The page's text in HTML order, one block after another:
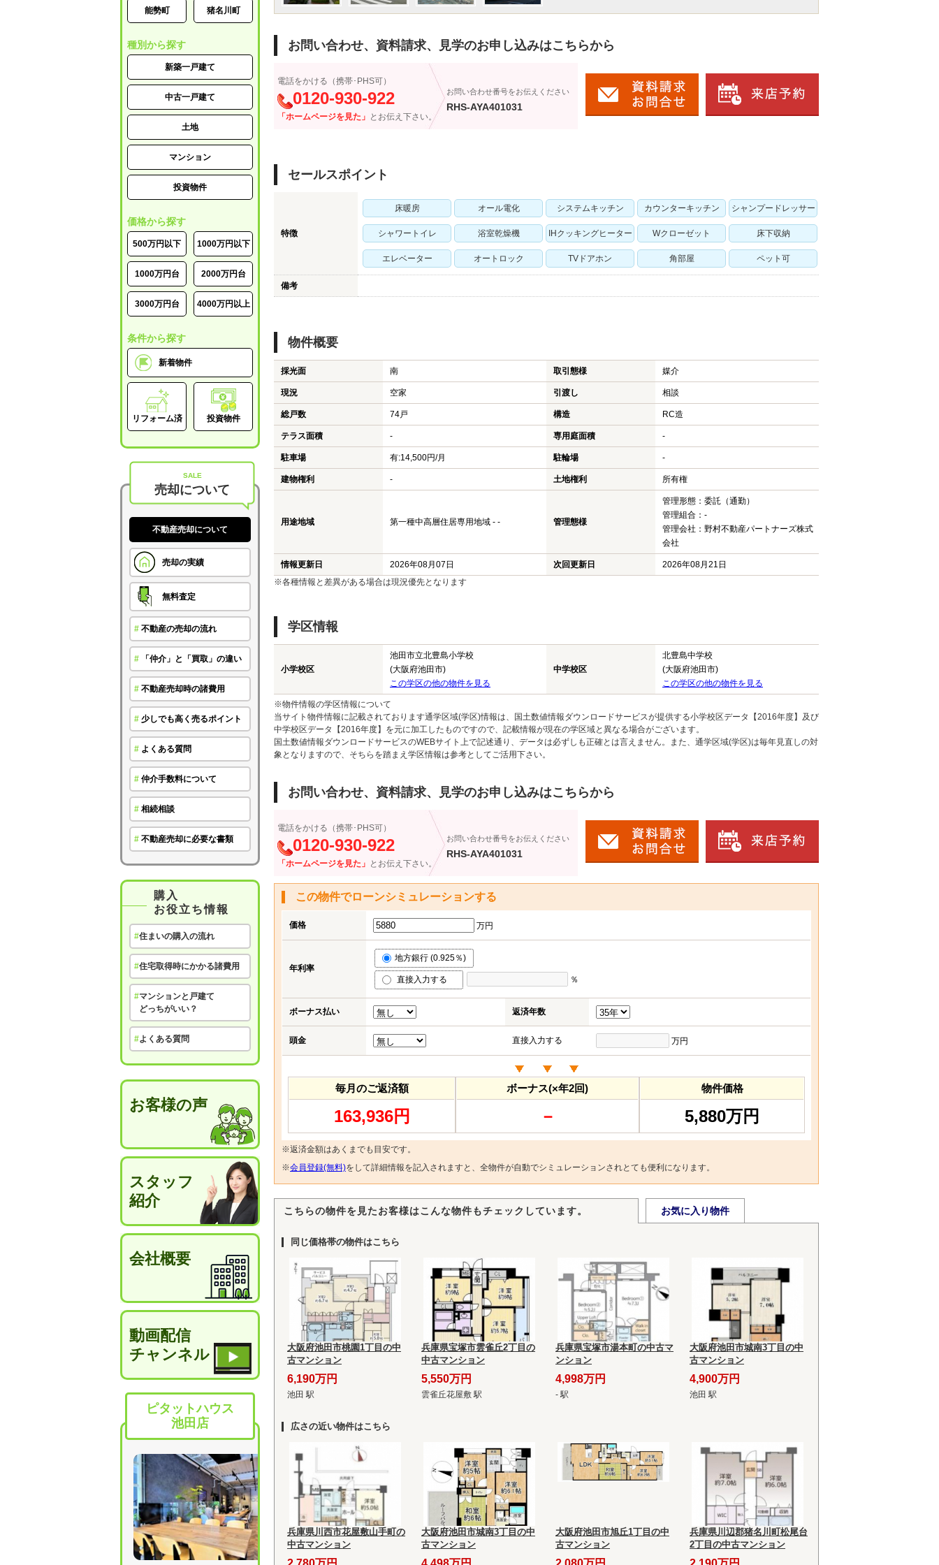
お問い合わせ、資料請求、見学のお申し込みはこちらから
電話をかける（携帯･PHS可）
0120-930-922
「ホームページを見た」 とお伝え下さい。
お問い合わせ番号をお伝えください
RHS-AYA401031
セールスポイント
特徴
床暖房 オール電化 システムキッチン カウンターキッチン シャンプードレッサー
シャワートイレ 浴室乾燥機 IHクッキングヒーター Wクローゼット 床下収納
エレベーター オートロック TVドアホン 角部屋 ペット可
備考
物件概要
採光面 南 取引態様 媒介
現況 空家 引渡し 相談
総戸数 74戸 構造 RC造
テラス面積 - 専用庭面積 -
駐車場 有:14,500円/月 駐輪場 -
建物権利 - 土地権利 所有権
用途地域 第一種中高層住居専用地域 - - 管理態様
管理形態：委託（通勤）
管理組合：-
管理会社：野村不動産パートナーズ株式
会社
情報更新日 2026年08月07日 次回更新日
2026年08月21日
※各種情報と差異がある場合は現況優先となります
学区情報
小学校区
池田市立北豊島小学校
(大阪府池田市)
この学区の他の物件を見る
中学校区
北豊島中学校
(大阪府池田市)
この学区の他の物件を見る
※物件情報の学区情報について
当サイト物件情報に記載されております通学区域(学区)情報は、国土数値情報ダウンロードサービスが提供する小学校区データ【2016年度】及び
中学校区データ【2016年度】を元に加工したものですので、記載情報が現在の学区域と異なる場合がございます。
国土数値情報ダウンロードサービスのWEBサイト上で記述通り、データは必ずしも正確とは言えません。また、通学区域(学区)は毎年見直しの対
象となりますので、そちらを踏まえ学区情報は参考としてご活用下さい。
お問い合わせ、資料請求、見学のお申し込みはこちらから
電話をかける（携帯･PHS可）
0120-930-922
「ホームページを見た」 とお伝え下さい。
お問い合わせ番号をお伝えください
RHS-AYA401031
この物件でローンシミュレーションする
価格 万円
年利率
地方銀行 (0.925％)
直接入力する ％
ボーナス払い 返済年数
頭金 直接入力する 万円
毎月のご返済額
163,936円
ボーナス(×年2回)
－
物件価格
5,880万円
※返済金額はあくまでも目安です。
※会員登録(無料)をして詳細情報を記入されますと、全物件が自動でシミュレーションされとても便利になります。
こちらの物件を見たお客様はこんな物件もチェックしています。 お気に入り物件
同じ価格帯の物件はこちら
大阪府池田市桃園1丁目の中
古マンション
6,190万円
池田 駅
兵庫県宝塚市雲雀丘2丁目の
中古マンション
5,550万円
雲雀丘花屋敷 駅
兵庫県宝塚市湯本町の中古マ
ンション
4,998万円
- 駅
大阪府池田市城南3丁目の中
古マンション
4,900万円
池田 駅
広さの近い物件はこちら
兵庫県川西市花屋敷山手町の
中古マンション
大阪府池田市城南3丁目の中
古マンション
大阪府池田市旭丘1丁目の中
古マンション
兵庫県川辺郡猪名川町松尾台
2丁目の中古マンション
能勢町 猪名川町
種別から探す
新築一戸建て
中古一戸建て
土地
マンション
投資物件
価格から探す
500万円以下 1000万円以下
1000万円台 2000万円台
3000万円台 4000万円以上
条件から探す
新着物件
リフォーム済 投資物件
SALE
売却について
不動産売却について
売却の実績
無料査定
# 不動産の売却の流れ
# 「仲介」と「買取」の違い
# 不動産売却時の諸費用
# 少しでも高く売るポイント
# よくある質問
# 仲介手数料について
# 相続相談
# 不動産売却に必要な書類
購入
お役立ち情報
#住まいの購入の流れ
#住宅取得時にかかる諸費用
#マンションと戸建て
どっちがいい？
#よくある質問
お客様の声
スタッフ
紹介
会社概要
動画配信
チャンネル
ピタットハウス
池田店